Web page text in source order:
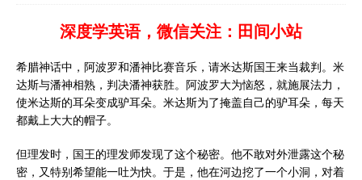
深度学英语，微信关注：田间小站
希腊神话中，阿波罗和潘神比赛音乐，请米达斯国王来当裁判。米
达斯与潘神相熟，判决潘神获胜。阿波罗大为恼怒，就施展法力，
使米达斯的耳朵变成驴耳朵。米达斯为了掩盖自己的驴耳朵，每天
都戴上大大的帽子。
但理发时，国王的理发师发现了这个秘密。他不敢对外泄露这个秘
密，又特别希望能一吐为快。于是，他在河边挖了一个小洞，对着